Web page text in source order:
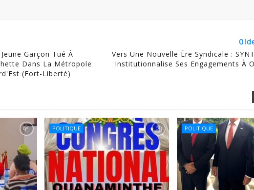
Garçon Tué À
Dans La Métropole
(Fort-Liberté)
Vers Une Nouvelle Ère Syndicale :
Institutionnalise Ses Engagements À
POLITIQUE POLITIQUE